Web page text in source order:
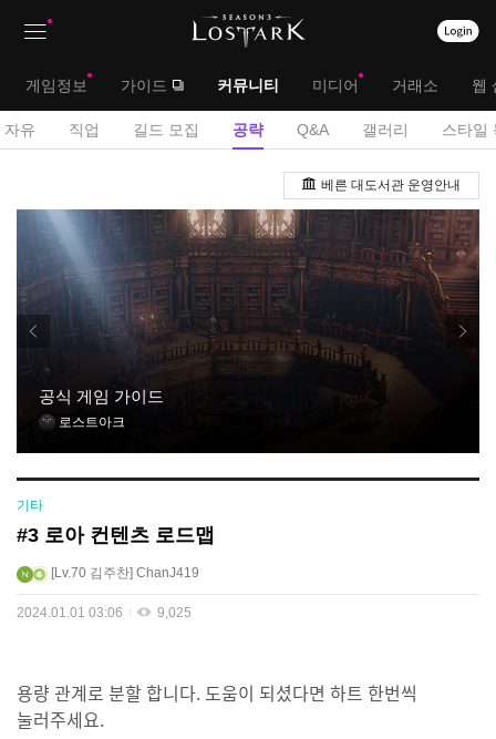
뉴
대
메
게임정보 가이드 커뮤니티 미디어 거래소 웹
서
메
뉴
자유 직업 길드 모집 공략 Q&A 갤러리 스타일
략
판
베른 대도서관 운영안내
공식 게임 가이드
로스트아크
기타
#3 로아 컨텐츠 로드맵
Lv.70 김주찬 ChanJ419
2024.01.01 03:06 9,025
용량 관계로 분할 합니다. 도움이 되셨다면 하트 한번씩
눌러주세요.